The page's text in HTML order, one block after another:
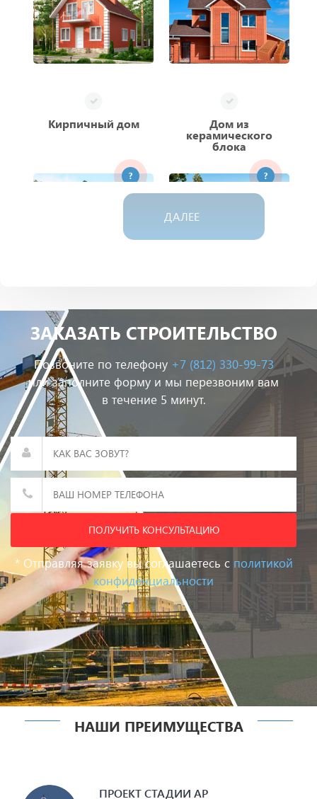
Кирпичный дом Дом из
керамического
блока
?
Дом из газобетона
?
Дом из дюрисола
?
Дом из бруса Ещё не
определились
нужна консультация
ДАЛЕЕ
ЗАКАЗАТЬ СТРОИТЕЛЬСТВО
Позвоните по телефону +7 (812) 330-99-73
или заполните форму и мы перезвоним вам
в течение 5 минут.
ПОЛУЧИТЬ КОНСУЛЬТАЦИЮ
* Отправляя заявку вы соглашаетесь с политикой
конфиденциальности
НАШИ ПРЕИМУЩЕСТВА
ПРОЕКТ СТАДИИ АР